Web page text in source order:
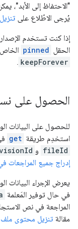
"الاحتفاظ إلى الأبد"،
يُرجى الاطّلاع على
الحقل pinned
keepForever
.
الحصول على
للحصول على البيانات
استخدِم طريقة get
fileId و
إدراج جميع المراجعات
يعرض الإجراء البيانات
في حال توفير المَعلمة
المراجعة في نص
مقالة تنزيل محتوى ملف